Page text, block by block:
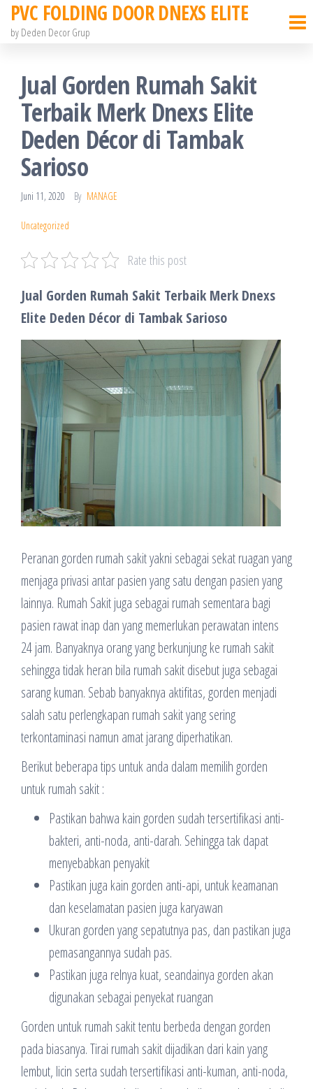
Skip
content
PVC FOLDING DOOR DNEXS ELITE
by Deden Decor Grup
Jual Gorden Rumah Sakit
Terbaik Merk Dnexs Elite
Deden Décor di Tambak
Sarioso
Juni 11, 2020 By MANAGE
Uncategorized
Rate this post
Jual Gorden Rumah Sakit Terbaik Merk Dnexs
Elite Deden Décor di Tambak Sarioso
Peranan gorden rumah sakit yakni sebagai sekat ruagan yang
menjaga privasi antar pasien yang satu dengan pasien yang
lainnya. Rumah Sakit juga sebagai rumah sementara bagi
pasien rawat inap dan yang memerlukan perawatan intens
24 jam. Banyaknya orang yang berkunjung ke rumah sakit
sehingga tidak heran bila rumah sakit disebut juga sebagai
sarang kuman. Sebab banyaknya aktifitas, gorden menjadi
salah satu perlengkapan rumah sakit yang sering
terkontaminasi namun amat jarang diperhatikan.
Berikut beberapa tips untuk anda dalam memilih gorden
untuk rumah sakit :
Pastikan bahwa kain gorden sudah tersertifikasi anti-
bakteri, anti-noda, anti-darah. Sehingga tak dapat
menyebabkan penyakit
Pastikan juga kain gorden anti-api, untuk keamanan
dan keselamatan pasien juga karyawan
Ukuran gorden yang sepatutnya pas, dan pastikan juga
pemasangannya sudah pas.
Pastikan juga relnya kuat, seandainya gorden akan
digunakan sebagai penyekat ruangan
Gorden untuk rumah sakit tentu berbeda dengan gorden
pada biasanya. Tirai rumah sakit dijadikan dari kain yang
lembut, licin serta sudah tersertifikasi anti-kuman, anti-noda,